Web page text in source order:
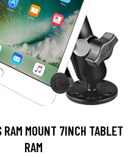
RAM MOUNT 7INCH TABLET
RAM